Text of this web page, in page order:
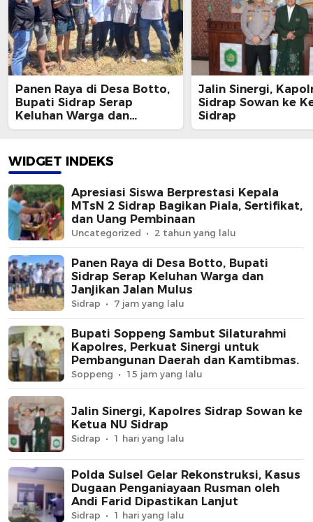
Panen Raya di Desa Botto,
Bupati Sidrap Serap
Keluhan Warga dan
Janjikan Jalan Mulus
Jalin Sinergi,
Sidrap Sowan ke
Sidrap
WIDGET INDEKS
Apresiasi Siswa Berprestasi Kepala
MTsN 2 Sidrap Bagikan Piala, Sertifikat,
dan Uang Pembinaan
Uncategorized 2 tahun yang lalu
Panen Raya di Desa Botto, Bupati
Sidrap Serap Keluhan Warga dan
Janjikan Jalan Mulus
Sidrap 7 jam yang lalu
Bupati Soppeng Sambut Silaturahmi
Kapolres, Perkuat Sinergi untuk
Pembangunan Daerah dan Kamtibmas.
Soppeng 15 jam yang lalu
Jalin Sinergi, Kapolres Sidrap Sowan ke
Ketua NU Sidrap
Sidrap 1 hari yang lalu
Polda Sulsel Gelar Rekonstruksi, Kasus
Dugaan Penganiayaan Rusman oleh
Andi Farid Dipastikan Lanjut
Sidrap 1 hari yang lalu